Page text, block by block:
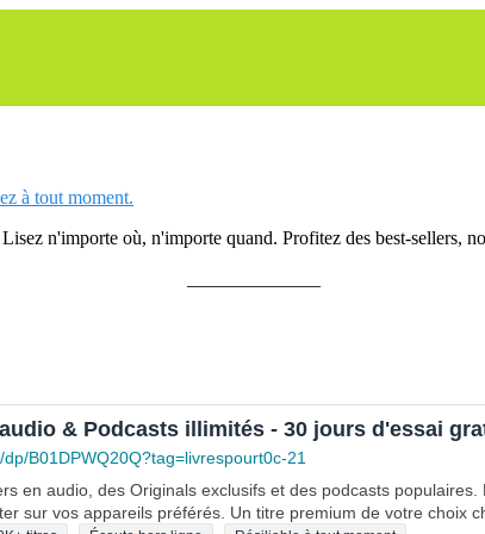
à tout moment.
n'importe où, n'importe quand. Profitez des best-sellers,
& Podcasts illimités - 30 jours d'essai
B01DPWQ20Q?tag=livrespourt0c-21
en audio, des Originals exclusifs et des podcasts
sur vos appareils préférés. Un titre premium de votre choix